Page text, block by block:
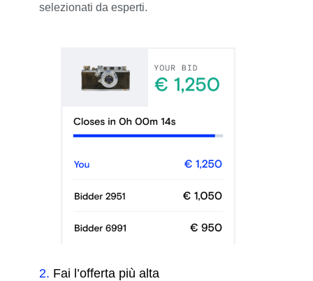
selezionati da esperti.
2. Fai l’offerta più alta